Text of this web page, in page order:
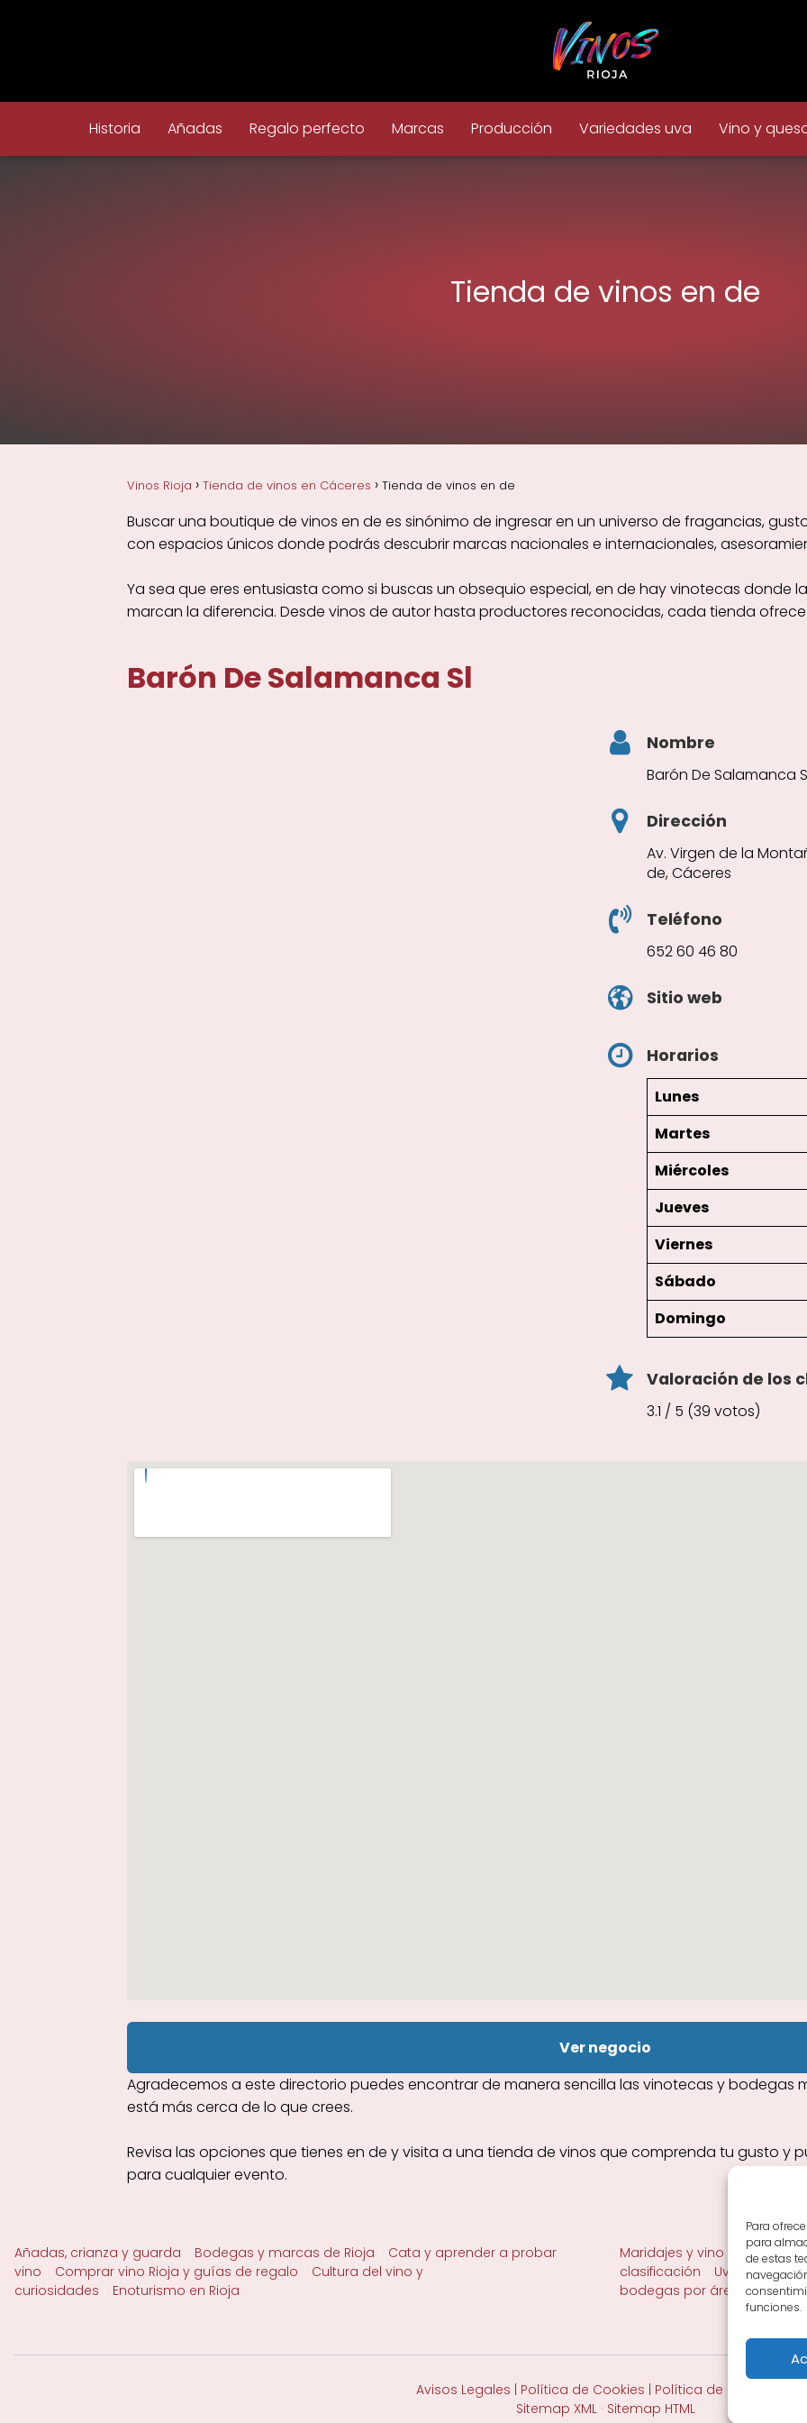
Para
para
de estas
funciones.
Historia Añadas Regalo perfecto Marcas Producción Variedades uva Vino y
Tienda de vinos en de
Vinos Rioja Tienda de vinos en Cáceres Tienda de vinos en de
Buscar una boutique de vinos en de es sinónimo de ingresar en un universo de fragancias,
con espacios únicos donde podrás descubrir marcas nacionales e internacionales,
Ya sea que eres entusiasta como si buscas un obsequio especial, en de hay vinotecas donde
marcan la diferencia. Desde vinos de autor hasta productores reconocidas, cada tienda
Barón De Salamanca Sl
Nombre
Barón De Salamanca
Dirección
Av. Virgen de la
de, Cáceres
Teléfono
652 60 46 80
Sitio web
Horarios
Lunes
Martes
Miércoles
Jueves
Viernes
Sábado
Domingo
Valoración de los
3.1 / 5 (39 votos)
Ver negocio
Agradecemos a este directorio puedes encontrar de manera sencilla las vinotecas y bodegas
está más cerca de lo que crees.
Revisa las opciones que tienes en de y visita a una tienda de vinos que comprenda tu gusto y
para cualquier evento.
Añadas, crianza y guarda Bodegas y marcas de Rioja
Cata y aprender a probar
vino
Comprar vino Rioja y guías de regalo
Cultura del vino y
curiosidades
Enoturismo en Rioja
Maridajes y vino en la mesa
clasificación
Uvas y viñedo
bodegas por área
Avisos Legales | Política de Cookies | Política de Privacidad
Sitemap XML· Sitemap HTML